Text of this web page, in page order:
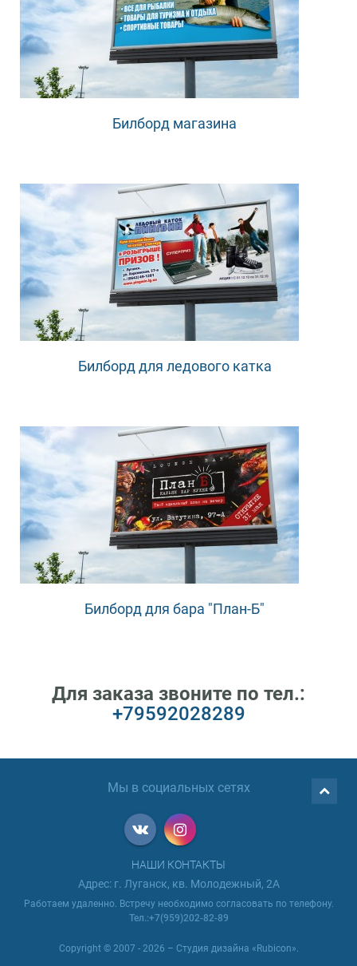
Билборд магазина
Билборд для ледового катка
Билборд для бара "План-Б"
Для заказа звоните по тел.:
+79592028289
Мы в социальных сетях
НАШИ КОНТАКТЫ
Адрес: г. Луганск, кв. Молодежный, 2А
Работаем удаленно. Встречу необходимо согласовать по телефону.
Тел.:+7(959)202-82-89
Copyright © 2007 - 2026 – Студия дизайна «Rubicon».